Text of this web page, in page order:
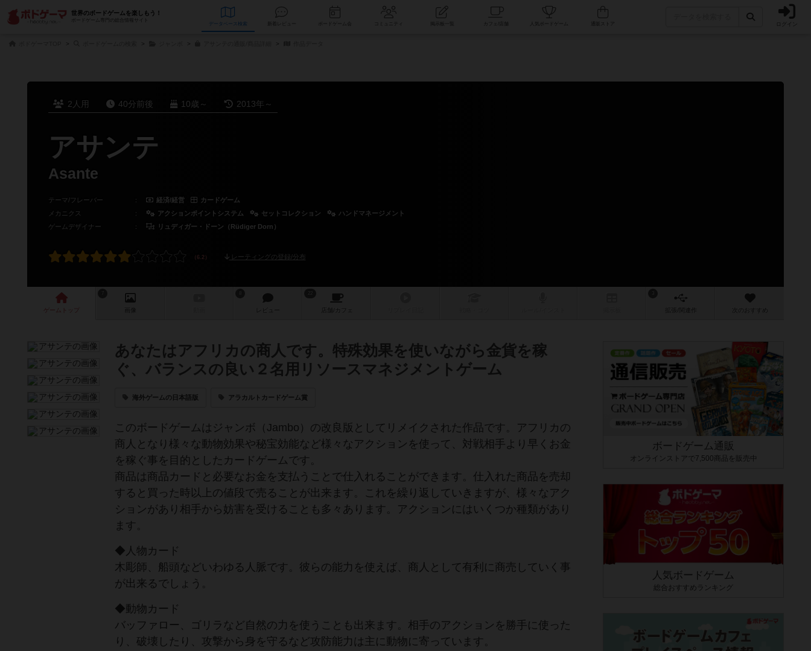
世界のボードゲームを楽しもう！
ボードゲーム専門の総合情報サイト
データベース コミュニティ 人気ボードゲーム ログイン
2人用 40分前後 10歳～ 2013年～
アサンテ
Asante
テーマ/フレーバー ： 経済/経営
カードゲーム
メカニクス
： アクションポイントシステム セットコレクション
ハンドマネージメント
ゲームデザイナー
： リュディガー・ドーン（Rüdiger Dorn）
レーティングの登録/分布
ゲーム 画像 レビュー 店舗/ カフェ 作 次のおすすめ
あなたはアフリカの商人です。特殊効果を使いながら金貨を稼
ぐ、バランスの良い２名用リソースマネジメントゲーム
海外ゲームの日本語版 アラカルトカードゲーム賞
このボードゲームはジャンボ（Jambo）の改良版としてリメイクされた作品です。アフリカの
商人となり様々な動物効果や秘宝効能など様々なアクションを使って、対戦相手より早くお金
を稼ぐ事を目的としたカードゲームです。
商品は商品カードと必要なお金を支払うことで仕入れることができます。仕入れた商品を売却
すると買った時以上の値段で売ることが出来ます。これを繰り返していきますが、様々なアク
ションがあり相手から妨害を受けることも多々あります。アクションにはいくつか種類があり
ます。
◆人物カード
木彫師、船頭などいわゆる人脈です。彼らの能力を使えば、商人として有利に商売していく事
が出来るでしょう。
◆動物カード
バッファロー、ゴリラなど自然の力を使うことも出来ます。相手のアクションを勝手に使った
り、破壊したり、攻撃から身を守るなど攻防能力は主に動物に寄っています。
ボードゲーム通販
オンラインストアで7,500商品を販売中
人気ボードゲーム
総合おすすめランキング